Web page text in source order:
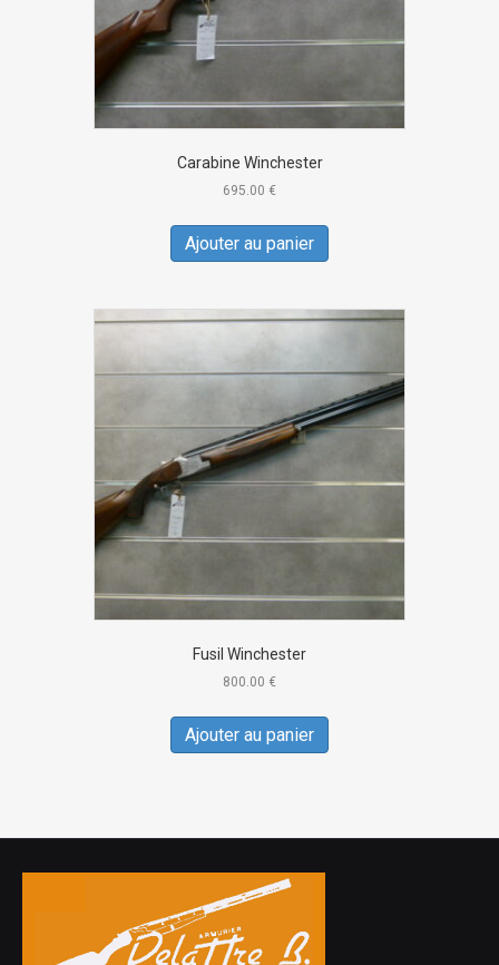
Carabine Winchester
695.00 €
Ajouter au panier
Fusil Winchester
800.00 €
Ajouter au panier